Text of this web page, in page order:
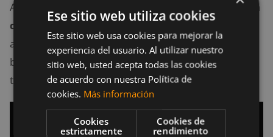
Algunos ejercicios de recuperación
en la máquina
de remopueden ser knee tucks, pikes con los pies
apoyados en la silla de la máquina de remo, curls de
bíceps con el mango de la máquina o abdominales y
también estocadas con un pie apoyado en el asiento.
Ese sitio web utiliza cookies
Este sitio web usa cookies para mejorar la
experiencia del usuario. Al utilizar nuestro
sitio web, usted acepta todas las cookies
de acuerdo con nuestra Política de
cookies. Más información
Cookies
estrictamente
Cookies de
rendimiento